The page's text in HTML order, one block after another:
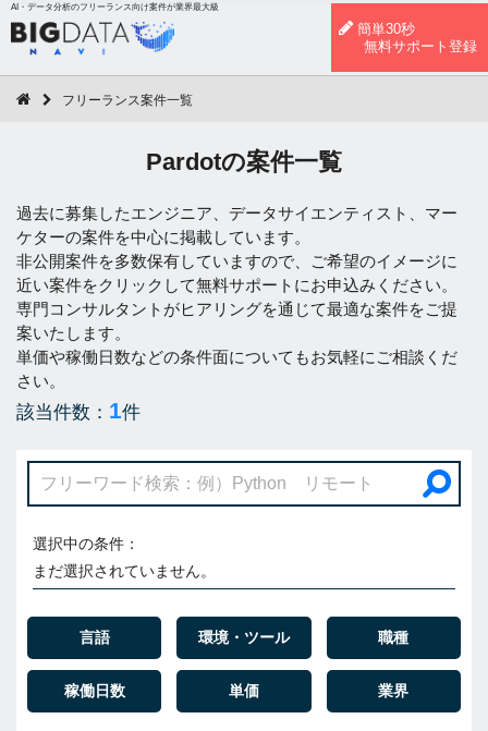
AI・データ分析のフリーランス向け案件が業界最大級
簡単30秒
無料サポート登録
フリーランス案件一覧
Pardotの案件一覧
過去に募集したエンジニア、データサイエンティスト、マー
ケターの案件を中心に掲載しています。
非公開案件を多数保有していますので、ご希望のイメージに
近い案件をクリックして無料サポートにお申込みください。
専門コンサルタントがヒアリングを通じて最適な案件をご提
案いたします。
単価や稼働日数などの条件面についてもお気軽にご相談くだ
さい。
該当件数： 1件
選択中の条件：
まだ選択されていません。
言語 環境・ツール 職種
稼働日数 単価 業界